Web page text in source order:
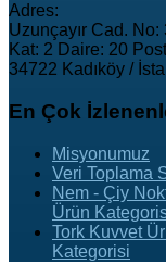
Adres:
Uzunçayır Cad.
Kat: 2 Daire: 20
34722 Kadıköy /
En Çok
Misyonumuz
Veri Toplama
Nem - Çiy
Ürün
Tork Kuvvet
Kategorisi